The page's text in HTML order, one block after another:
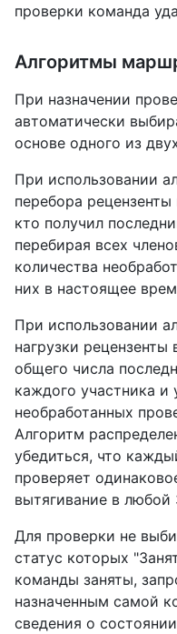
проверки команда
Алгоритмы
При назначении
автоматически
основе одного из
При использовании
перебора
кто получил
перебирая всех
количества
них в настоящее
При использовании
нагрузки
общего числа
каждого участника и
необработанных
Алгоритм
убедиться, что
проверяет
вытягивание в
Для проверки не
статус которых
команды заняты,
назначенным самой
сведения о